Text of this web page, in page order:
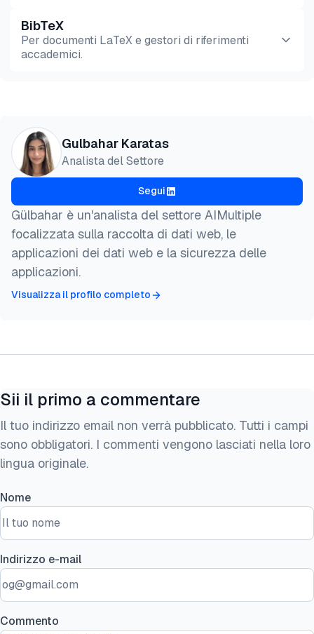
Anteprima
BibTeX
Per documenti LaTeX e gestori di riferimenti
accademici.
@misc{karatas2026,
  author = {Karatas, Gulbahar},
title  = {{Bright Data Proxy: Funzionalità e
  year   = {2026},
howpublished    = {\url{https://aimultiple.com/
note   = {AIMultiple. Consultato il 5 Maggio
}
Gulbahar Karatas
Analista del Settore
Segui
Gülbahar è un'analista del settore AIMultiple
focalizzata sulla raccolta di dati web, le
applicazioni dei dati web e la sicurezza delle
applicazioni.
Visualizza il profilo completo
Sii il primo a commentare
Il tuo indirizzo email non verrà pubblicato. Tutti i campi
sono obbligatori. I commenti vengono lasciati nella loro
lingua originale.
Nome
Indirizzo e-mail
Commento